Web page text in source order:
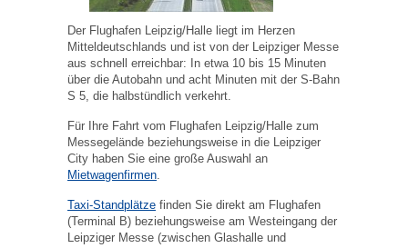
Der Flughafen Leipzig/Halle liegt im Herzen
Mitteldeutschlands und ist von der Leipziger Messe
aus schnell erreichbar: In etwa 10 bis 15 Minuten
über die Autobahn und acht Minuten mit der S-Bahn
S 5, die halbstündlich verkehrt.
Für Ihre Fahrt vom Flughafen Leipzig/Halle zum
Messegelände beziehungsweise in die Leipziger
City haben Sie eine große Auswahl an
Mietwagenfirmen
Taxi-Standplätze finden Sie direkt am Flughafen
(Terminal B) beziehungsweise am Westeingang der
Leipziger Messe (zwischen Glashalle und